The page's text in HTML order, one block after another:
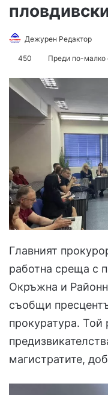
Дежурен Редактор
450 Преди по-малко
Главният
работна среща с
Окръжна и
съобщи
прокуратура. Той
магистратите,